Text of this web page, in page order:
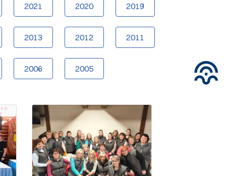
2021 2020 2019
2013 2012 2011
2006 2005